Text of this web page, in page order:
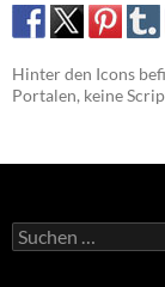
Hinter den Icons
Portalen, keine
Suchen
nach: